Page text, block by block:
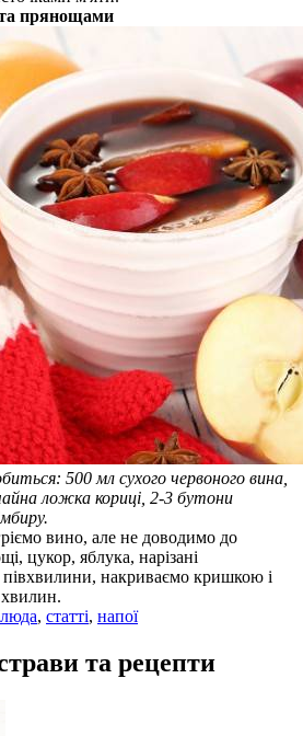
та прянощами
500 мл сухого червоного вина,
ложка кориці, 2-3 бутони
вино, але не доводимо до
цукор, яблука, нарізані
накриваємо кришкою і
хвилин.
, статті, напої
та рецепти